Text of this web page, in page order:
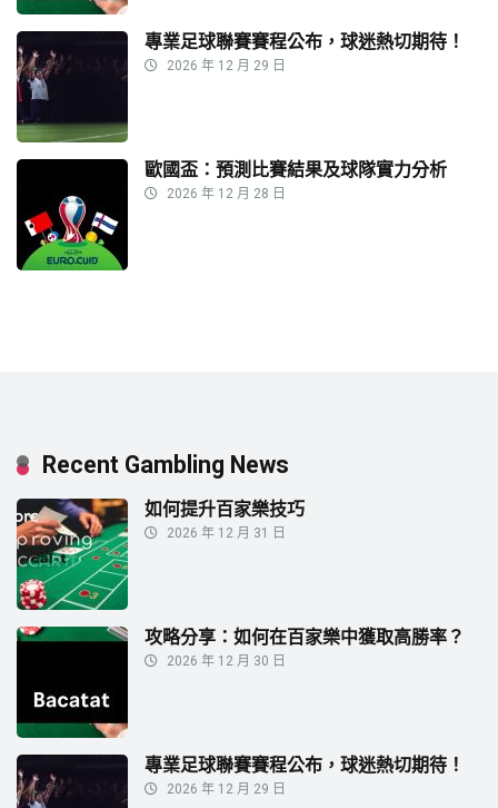
專業足球聯賽賽程公布，球迷熱切期待！
2026 年 12 月 29 日
歐國盃：預測比賽結果及球隊實力分析
2026 年 12 月 28 日
Recent Gambling News
如何提升百家樂技巧
2026 年 12 月 31 日
攻略分享：如何在百家樂中獲取高勝率？
2026 年 12 月 30 日
專業足球聯賽賽程公布，球迷熱切期待！
2026 年 12 月 29 日